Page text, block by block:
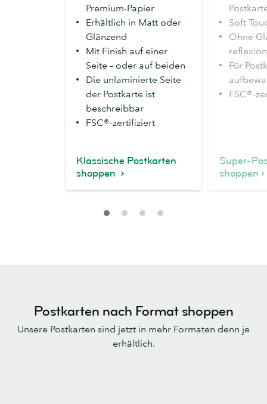
Premium-Papier
Erhältlich in Matt oder
Glänzend
Mit Finish auf einer
Seite – oder auf beiden
Die unlaminierte Seite
der Postkarte ist
beschreibbar
FSC®-zertifiziert
Klassische Postkarten
shoppen
Soft
Ohne
Für
FSC®-
Super-
shoppen
Postkarten nach Format shoppen
Unsere Postkarten sind jetzt in mehr Formaten denn je
erhältlich.